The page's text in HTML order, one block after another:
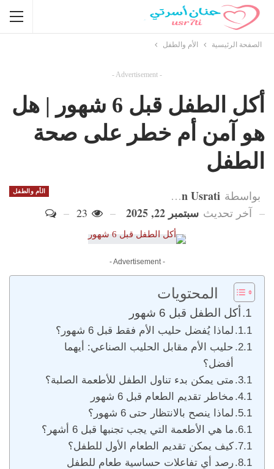
الصفحة الرئيسية الأم والطفل
- Advertisement -
أكل الطفل قبل 6 شهور | هل
هو آمن أم خطر على صحة
الطفل
الأم والطفل بواسطة Hanan Usrati
آخر تحديث سبتمبر 22, 2025
- Advertisement -
المحتويات
أكل الطفل قبل 6 شهور
لماذا يُفضل حليب الأم فقط قبل 6 شهور؟
حليب الأم مقابل الحليب الصناعي: أيهما
أفضل؟
متى يمكن بدء تناول الطفل للأطعمة الصلبة؟
مخاطر تقديم الطعام قبل 6 شهور
لماذا ينصح بالانتظار حتى 6 شهور؟
ما هي الأطعمة التي يجب تجنبها قبل 6 أشهر؟
كيف يمكن تقديم الطعام الأول للطفل؟
رصد أي تفاعلات حساسية طعام للطفل